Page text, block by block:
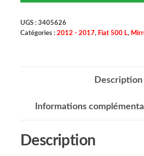
UGS : 3405626
Catégories : 2012 - 2017, Fiat 500 L,
Description
Informations
Description